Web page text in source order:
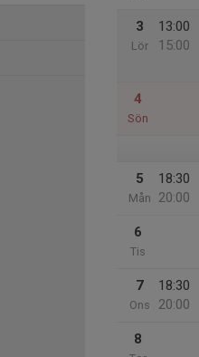
3
Lör
13:00
15:00
4
Sön
5
Mån
18:30
20:00
6
Tis
7
Ons
18:30
20:00
8